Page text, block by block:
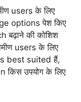
users के लिए
options पेश किए
बढ़ाने की कोशिश
users के लिए
best suited हैं,
किस उपयोग के लिए